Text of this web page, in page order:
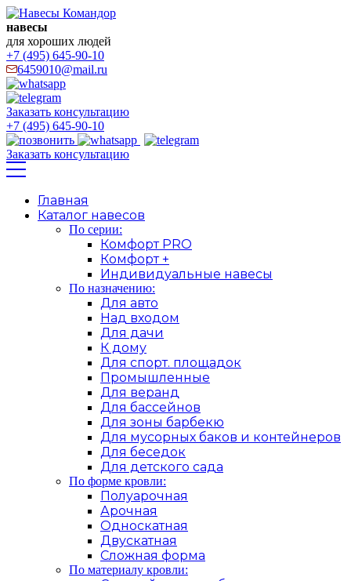
навесы
для хороших людей
+7 (495) 645-90-10
6459010@mail.ru
Заказать консультацию
+7 (495) 645-90-10
Заказать консультацию
Главная
Каталог навесов
По серии:
Комфорт PRO
Комфорт +
Индивидуальные навесы
По назначению:
Для авто
Над входом
Для дачи
К дому
Для спорт. площадок
Промышленные
Для веранд
Для бассейнов
Для зоны барбекю
Для мусорных баков и контейнеров
Для беседок
Для детского сада
По форме кровли:
Полуарочная
Арочная
Односкатная
Двускатная
Сложная форма
По материалу кровли: